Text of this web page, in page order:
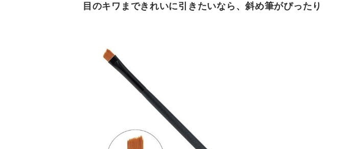
目のキワまできれいに引きたいなら、斜め筆がぴったり